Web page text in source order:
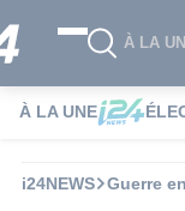
À LA
À LA UNE
i24NEWS Guerre